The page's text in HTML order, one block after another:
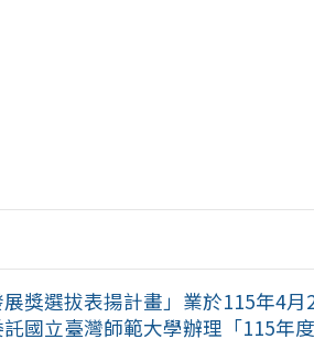
獎選拔表揚計畫」業於115年4月
國立臺灣師範大學辦理「115年